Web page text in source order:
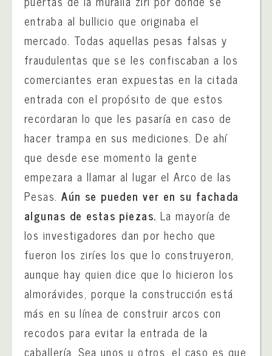
entraba al bullicio que originaba el
mercado. Todas aquellas pesas falsas y
fraudulentas que se les confiscaban a los
comerciantes eran expuestas en la citada
entrada con el propósito de que estos
recordaran lo que les pasaría en caso de
hacer trampa en sus mediciones. De ahí
que desde ese momento la gente
empezara a llamar al lugar el Arco de las
Pesas.Aún se pueden ver en su fachada
algunas de estas piezas. La mayoría de
los investigadores dan por hecho que
fueron los ziríes los que lo construyeron,
aunque hay quien dice que lo hicieron los
almorávides, porque la construcción está
más en su línea de construir arcos con
recodos para evitar la entrada de la
caballería. Sea unos u otros, el caso es que